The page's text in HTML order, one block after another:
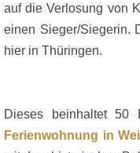
auf die Verlosung von
einen Sieger/Siegerin.
hier in Thüringen.
Dieses beinhaltet 50
Ferienwohnung in